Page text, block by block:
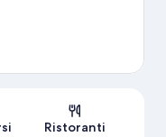
Ristoranti